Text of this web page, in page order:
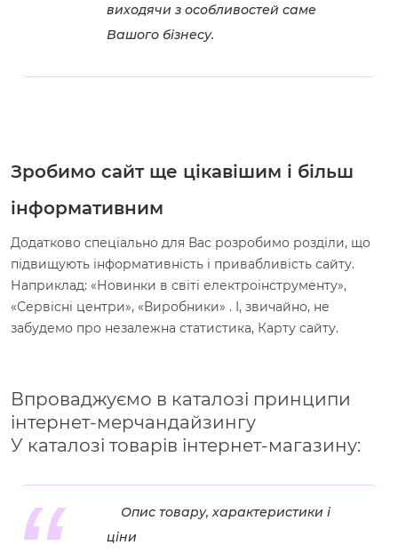
виходячи з особливостей саме
Вашого бізнесу.
Зробимо сайт ще цікавішим і більш
інформативним
Додатково спеціально для Вас розробимо розділи, що
підвищують інформативність і привабливість сайту.
Наприклад: «Новинки в світі електроінструменту»,
«Сервісні центри», «Виробники» . І, звичайно, не
забудемо про незалежна статистика, Карту сайту.
Впроваджуємо в каталозі принципи
інтернет-мерчандайзингу
У каталозі товарів інтернет-магазину:
Опис товару, характеристики і
ціни